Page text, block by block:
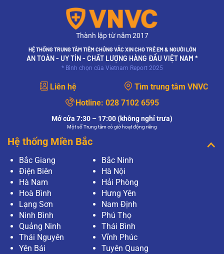
Thành lập từ năm 2017
HỆ THỐNG TRUNG TÂM TIÊM CHỦNG VẮC XIN CHO TRẺ EM & NGƯỜI LỚN
AN TOÀN - UY TÍN - CHẤT LƯỢNG HÀNG ĐẦU VIỆT NAM *
* Bình chọn của Vietnam Report 2025
Liên hệ
Tìm trung tâm VNVC
Hotline: 028 7102 6595
Mở cửa 7:30 – 17:00 (không nghỉ trưa)
Một số Trung tâm có giờ hoạt động riêng
Hệ thống Miền Bắc
Bắc Giang
Bắc Ninh
Điện Biên
Hà Nội
Hà Nam
Hải Phòng
Hoà Bình
Hưng Yên
Lạng Sơn
Nam Định
Ninh Bình
Phú Thọ
Quảng Ninh
Thái Bình
Thái Nguyên
Vĩnh Phúc
Yên Bái
Tuyên Quang